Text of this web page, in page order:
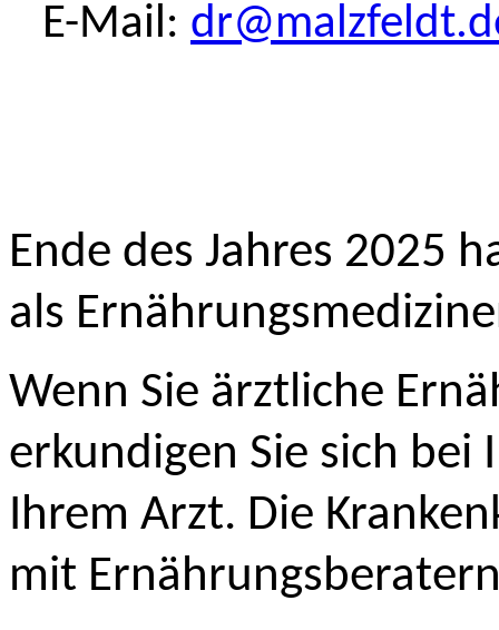
E-Mail:
Ende des Jahres 2025
als
Wenn Sie ärztliche
erkundigen Sie sich bei
Ihrem Arzt. Die
mit